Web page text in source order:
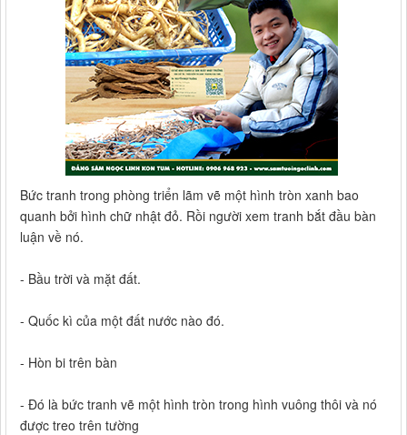
Bức tranh trong phòng triển lãm vẽ một hình tròn xanh bao
quanh bởi hình chữ nhật đỏ. Rồi người xem tranh bắt đầu bàn
luận về nó.
- Bầu trời và mặt đất.
- Quốc kì của một đất nước nào đó.
- Hòn bi trên bàn
- Đó là bức tranh vẽ một hình tròn trong hình vuông thôi và nó
được treo trên tường